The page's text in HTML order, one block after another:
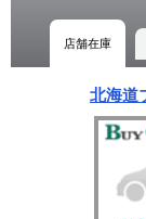
店舗在庫
北海道